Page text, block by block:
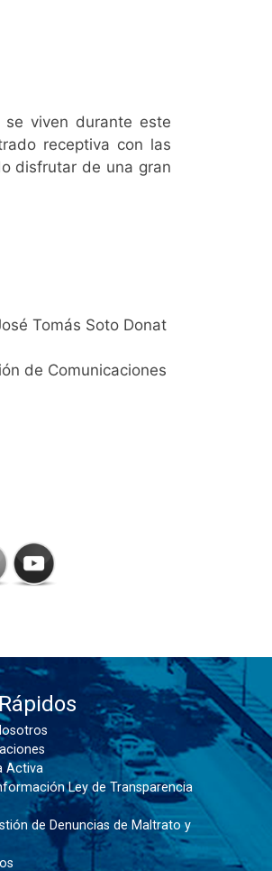
viven durante este
receptiva con las
disfrutar de una gran
Tomás Soto Donat
de Comunicaciones
Activa
Ley de Transparencia
de Denuncias de Maltrato y